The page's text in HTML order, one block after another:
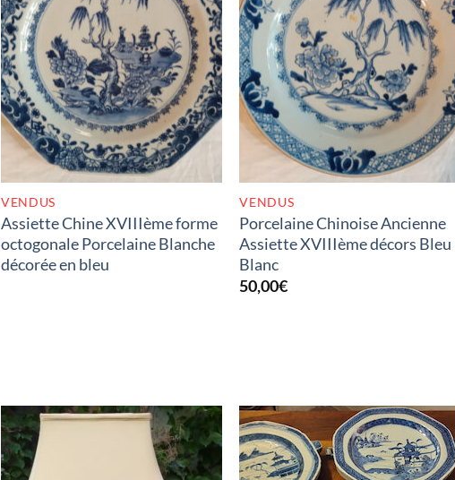
RUPTURE DE STOCK
VENDUS
Assiette Chine XVIIIème forme
octogonale Porcelaine Blanche
décorée en bleu
RUPTURE DE STOCK
VENDUS
Porcelaine Chinoise Ancienne
Assiette XVIIIème décors Bleu
Blanc
50,00€